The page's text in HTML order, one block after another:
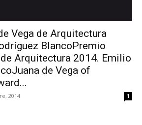
Vega de Arquitectura
BlancoPremio
Arquitectura 2014. Emilio
de Vega of
2014 1